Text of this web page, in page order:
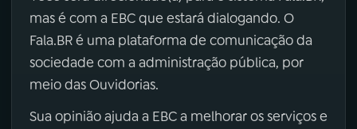
mas é com a EBC que estará dialogando. O
Fala.BR é uma plataforma de comunicação da
sociedade com a administração pública, por
meio das Ouvidorias.
Sua opinião ajuda a EBC a melhorar os serviços e